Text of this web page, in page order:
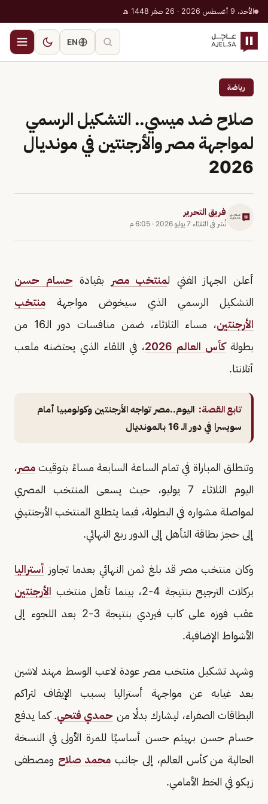
الأحد، 9 أغسطس 2026 · 26 صفر 1448 هـ
EN
رياضة
صلاح ضد ميسي.. التشكيل الرسمي
لمواجهة مصر والأرجنتين في مونديال
2026
فريق التحرير
نُشر في الثلاثاء 7 يوليو 2026 · 6:05 م
أعلن الجهاز الفني لمنتخب مصر بقيادة حسام حسن
التشكيل الرسمي الذي سيخوض مواجهة منتخب
الأرجنتين
، مساء الثلاثاء، ضمن منافسات دور الـ16 من
بطولةكأس العالم 2026
، في اللقاء الذي يحتضنه ملعب
أتلانتا.
تابع القصة: اليوم..مصر تواجه الأرجنتين وكولومبيا أمام
سويسرا في دور الـ 16 بالمونديال
وتنطلق المباراة في تمام الساعة السابعة مساءً بتوقيت مصر،
اليوم الثلاثاء 7 يوليو، حيث يسعى المنتخب المصري
لمواصلة مشواره في البطولة، فيما يتطلع المنتخب الأرجنتيني
إلى حجز بطاقة التأهل إلى الدور ربع النهائي.
وكان منتخب مصر قد بلغ ثمن النهائي بعدما تجاوز أستراليا
بركلات الترجيح بنتيجة 4-2، بينما تأهل منتخب
الأرجنتين
عقب فوزه على كاب فيردي بنتيجة 3-2 بعد اللجوء إلى
الأشواط الإضافية.
وشهد تشكيل منتخب مصر عودة لاعب الوسط مهند لاشين
بعد غيابه عن مواجهة أستراليا بسبب الإيقاف لتراكم
البطاقات الصفراء، ليشارك بدلًا من حمدي فتحي. كما يدفع
حسام حسن بهيثم حسن أساسيًا للمرة الأولى في النسخة
الحالية من كأس العالم، إلى جانب محمد صلاح ومصطفى
زيكو في الخط الأمامي.